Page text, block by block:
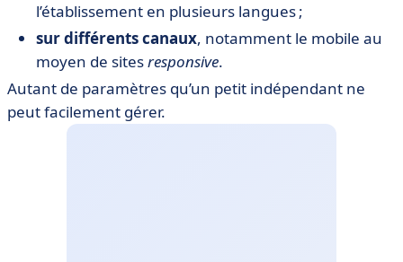
l’établissement en plusieurs langues ;
sur différents canaux, notamment le mobile au
moyen de sitesresponsive.
Autant de paramètres qu’un petit indépendant ne
peut facilement gérer.